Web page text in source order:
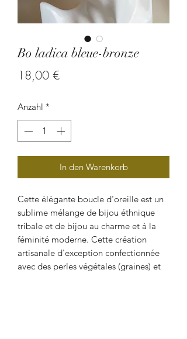
Bo ladica bleue-bronze
18,00 €Preis
Anzahl *
In den Warenkorb
Cette élégante boucle d'oreille est un
sublime mélange de bijou éthnique
tribale et de bijou au charme et à la
féminité moderne. Cette création
artisanale d'exception confectionnée
avec des perles végétales (graines) et